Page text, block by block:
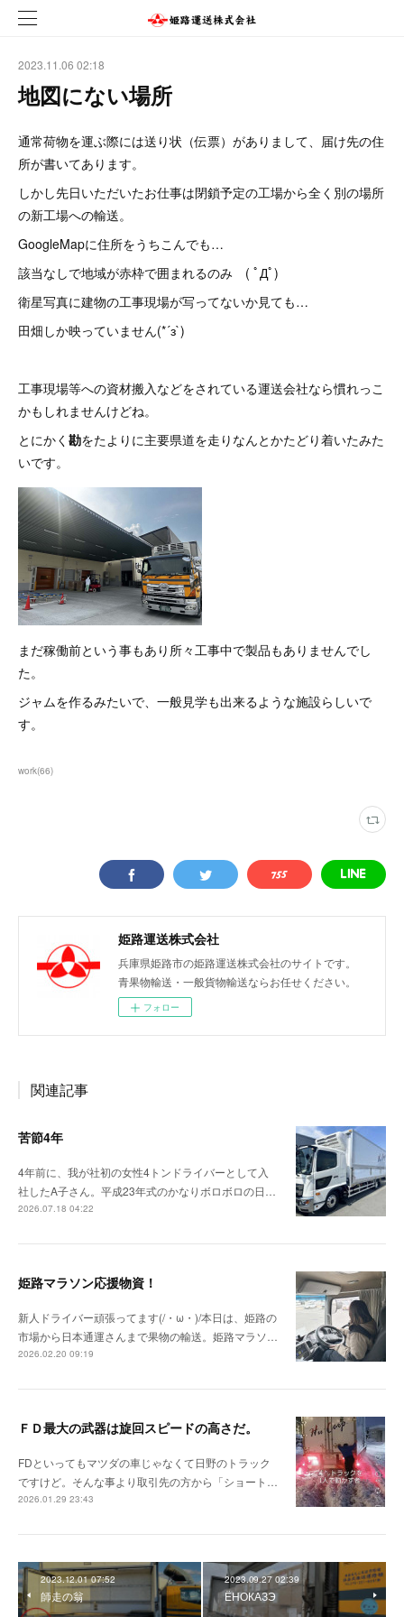
2023.11.06 02:18
地図にない場所
通常荷物を運ぶ際には送り状（伝票）がありまして、届け先の住
所が書いてあります。
しかし先日いただいたお仕事は閉鎖予定の工場から全く別の場所
の新工場への輸送。
GoogleMapに住所をうちこんでも…
該当なしで地域が赤枠で囲まれるのみ ( ﾟДﾟ)
衛星写真に建物の工事現場が写ってないか見ても…
田畑しか映っていません(*´з`)
工事現場等への資材搬入などをされている運送会社なら慣れっこ
かもしれませんけどね。
とにかく 勘をたよりに主要県道を走りなんとかたどり着いたみた
いです。
まだ稼働前という事もあり所々工事中で製品もありませんでし
た。
ジャムを作るみたいで、一般見学も出来るような施設らしいで
す。
work(66)
姫路運送株式会社
兵庫県姫路市の姫路運送株式会社のサイトです。
青果物輸送・一般貨物輸送ならお任せください。
フォロー
関連記事
苦節4年
4年前に、我が社初の女性4トンドライバーとして入
社したA子さん。平成23年式のかなりボロボロの日…
2026.07.18 04:22
姫路マラソン応援物資！
新人ドライバー頑張ってます(/・ω・)/本日は、姫路の
市場から日本通運さんまで果物の輸送。姫路マラソ…
2026.02.20 09:19
ＦＤ最大の武器は旋回スピードの高さだ。
FDといってもマツダの車じゃなくて日野のトラック
ですけど。そんな事より取引先の方から「ショート…
2026.01.29 23:43
2023.12.01 07:52
師走の翁
2023.09.27 02:39
ЁНОКАЗЭ